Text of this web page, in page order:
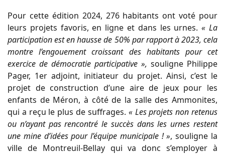
Pour cette édition 2024, 276 habitants ont voté pour
leurs projets favoris, en ligne et dans les urnes.« La
participation est en hausse de 50% par rapport à 2023, cela
montre l’engouement croissant des habitants pour cet
exercice de démocratie participative », souligne Philippe
Pager, 1er adjoint, initiateur du projet. Ainsi, c’est le
projet de construction d’une aire de jeux pour les
enfants de Méron, à côté de la salle des Ammonites,
qui a reçu le plus de suffrages. « Les projets non retenus
ou n’ayant pas rencontré le succès dans les urnes restent
une mine d’idées pour l’équipe municipale ! », souligne la
ville de Montreuil-Bellay qui va donc s’employer à